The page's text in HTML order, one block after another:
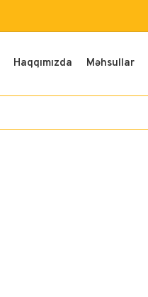
Haqqımızda Məhsullar